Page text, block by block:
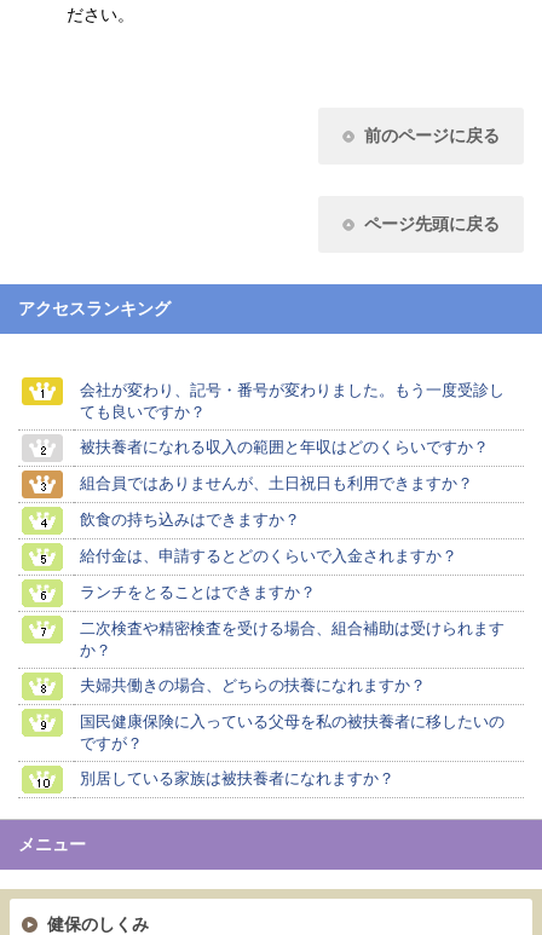
ださい。
前のページに戻る
ページ先頭に戻る
アクセスランキング
会社が変わり、記号・番号が変わりました。もう一度受診し
ても良いですか？
被扶養者になれる収入の範囲と年収はどのくらいですか？
組合員ではありませんが、土日祝日も利用できますか？
飲食の持ち込みはできますか？
給付金は、申請するとどのくらいで入金されますか？
ランチをとることはできますか？
二次検査や精密検査を受ける場合、組合補助は受けられます
か？
夫婦共働きの場合、どちらの扶養になれますか？
国民健康保険に入っている父母を私の被扶養者に移したいの
ですが？
別居している家族は被扶養者になれますか？
メニュー
健保のしくみ